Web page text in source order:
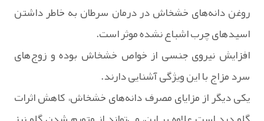
روغن دانه‌های خشخاش در درمان سرطان به خاطر داشتن
اسیدهای چرب اشباع نشده موثر است.
افزایش نیروی جنسی از خواص خشخاش بوده و زوج‌های
سرد مزاج با این ویژگی آشنایی دارند.
یکی دیگر از مزایای مصرف دانه‌های خشخاش، کاهش اثرات